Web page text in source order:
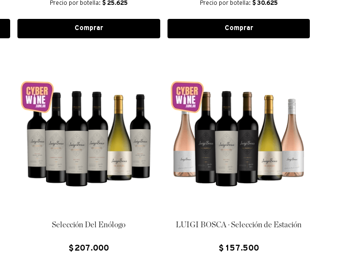
Precio por botella: $ 25.625
Comprar
Precio por botella: $ 30.625
Comprar
Selección Del Enólogo
$ 207 .000
LUIGI BOSCA · Selección de Estación
$ 157 .500